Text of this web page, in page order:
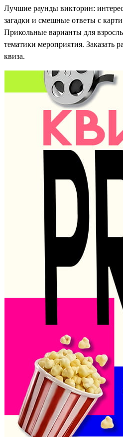
Лучшие раунды викторин:
загадки и смешные ответы с
Прикольные варианты для
тематики мероприятия. Заказать
квиза.